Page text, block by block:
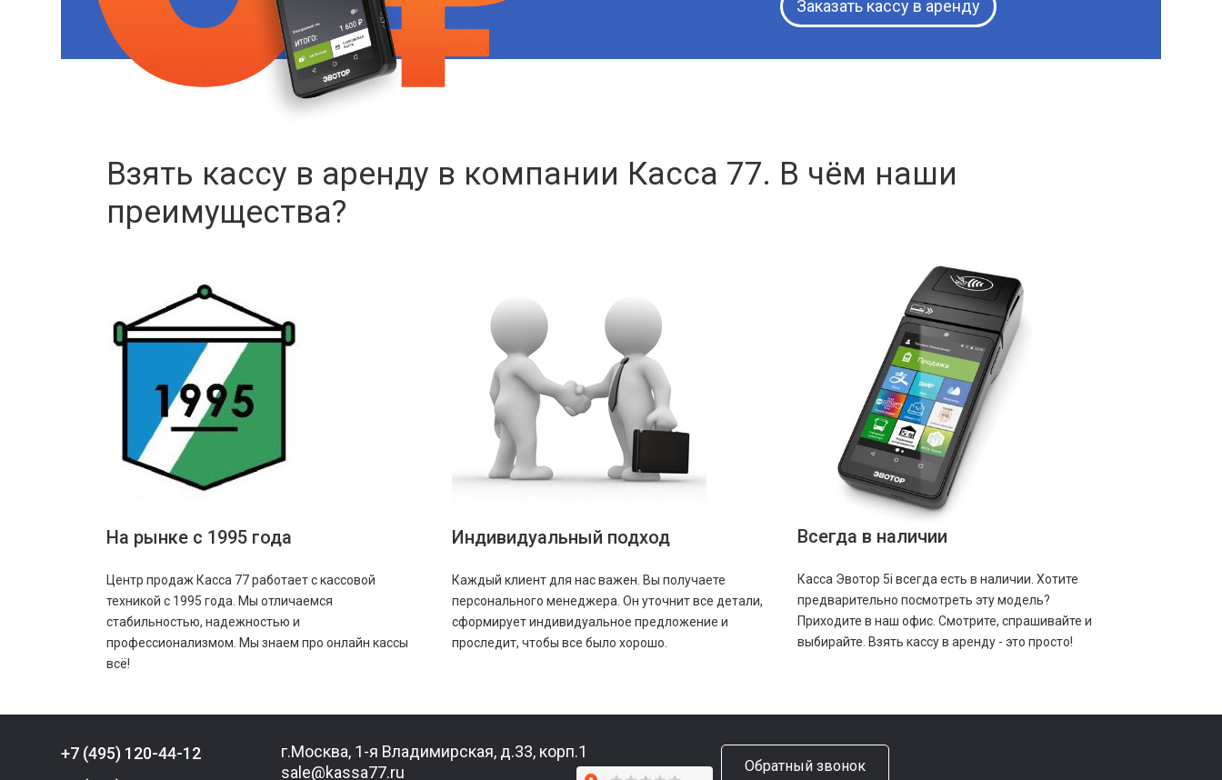
Заказать кассу в аренду
Взять кассу в аренду в компании Касса 77. В чём наши
преимущества?
На рынке с 1995 года
Центр продаж Касса 77 работает с кассовой
техникой с 1995 года. Мы отличаемся
стабильностью, надежностью и
профессионализмом. Мы знаем про онлайн кассы
всё!
Индивидуальный подход
Каждый клиент для нас важен. Вы получаете
персонального менеджера. Он уточнит все детали,
сформирует индивидуальное предложение и
проследит, чтобы все было хорошо.
Всегда в наличии
Касса Эвотор 5i всегда есть в наличии. Хотите
предварительно посмотреть эту модель?
Приходите в наш офис. Смотрите, спрашивайте и
выбирайте. Взять кассу в аренду - это просто!
+7 (495) 120-44-12
г.Москва, 1-я Владимирская, д.33, корп.1
sale@kassa77.ru
Обратный звонок